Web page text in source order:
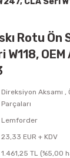
Rotu Ön
W118,
Direksiyon Aksamı ,
Parçaları
Lemforder
23,33 EUR + KDV
1.461,25 TL (%5,00